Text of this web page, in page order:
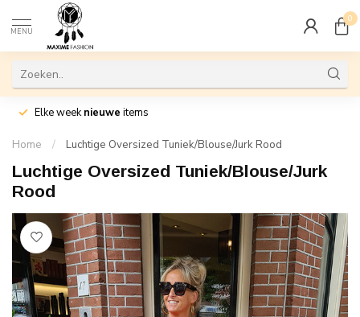
MENU
0
Elke weeknieuwe items
Home / Luchtige Oversized Tuniek/Blouse/Jurk Rood
Luchtige Oversized Tuniek/Blouse/Jurk
Rood